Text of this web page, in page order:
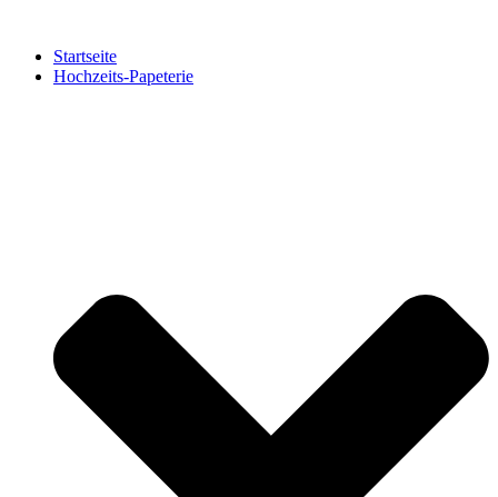
springenStartseite
Hochzeits-Papeterie